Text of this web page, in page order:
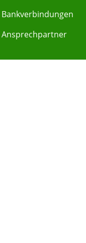
Bankverbindungen
Ansprechpartner